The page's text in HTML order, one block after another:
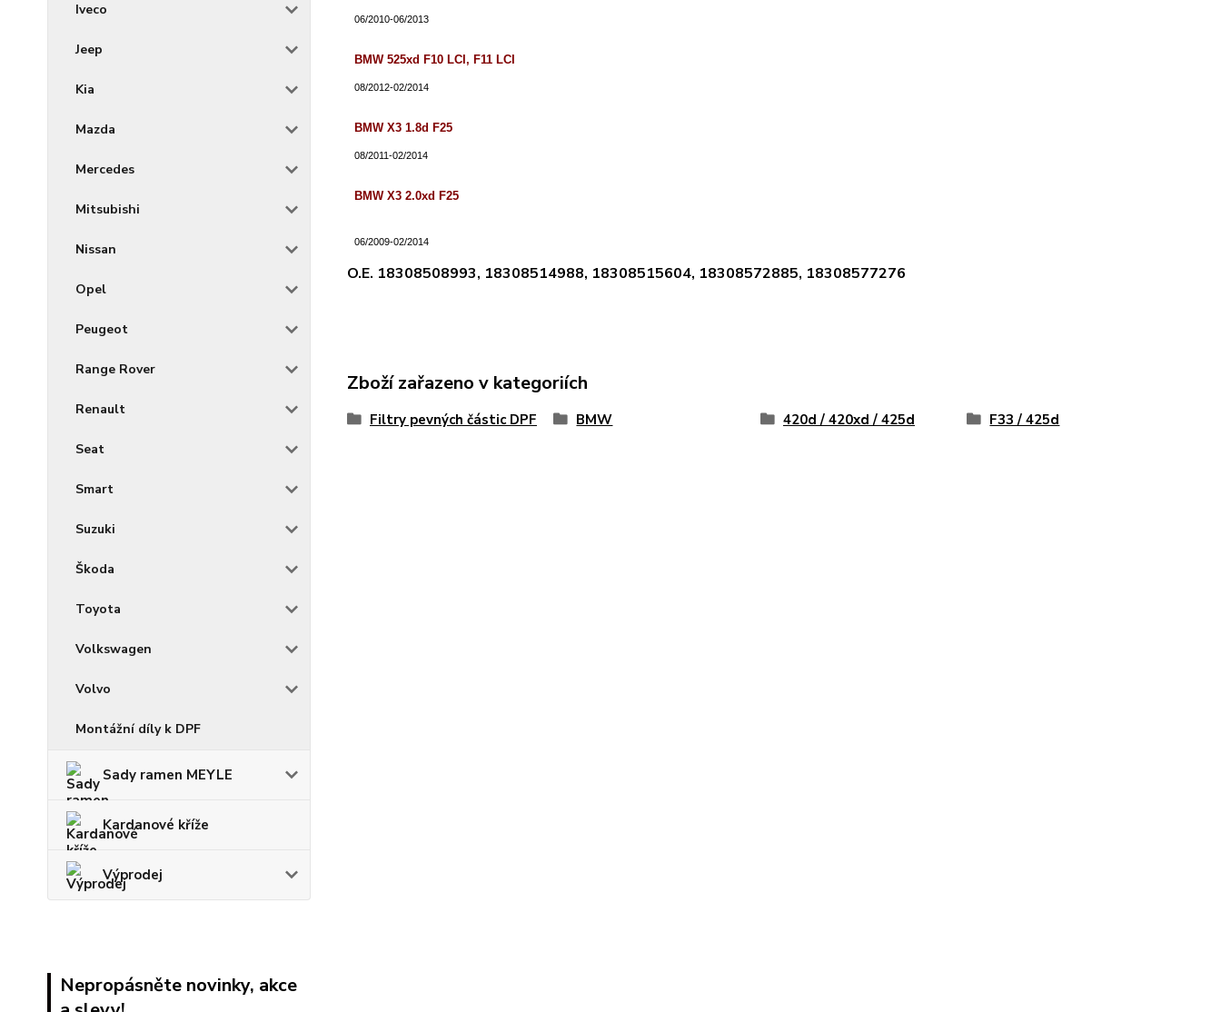
Iveco
Jeep
Kia
Mazda
Mercedes
Mitsubishi
Nissan
Opel
Peugeot
Range Rover
Renault
Seat
Smart
Suzuki
Škoda
Toyota
Volkswagen
Volvo
Montážní díly k DPF
Sady ramen MEYLE
Kardanové kříže
Výprodej
Nepropásněte novinky, akce
06/2010-06/2013
BMW 525xd F10 LCI, F11 LCI
08/2012-02/2014
BMW X3 1.8d F25
08/2011-02/2014
BMW X3 2.0xd F25
06/2009-02/2014
O.E. 18308508993, 18308514988, 18308515604, 18308572885, 18308577276
Zboží zařazeno v kategoriích
Filtry pevných částic DPF BMW 420d / 420xd / 425d F33 / 425d